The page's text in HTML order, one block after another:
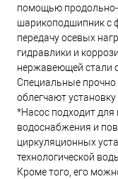
помощью
шарикоподшипник с
передачу осевых
гидравлики и
нержавеющей стали
Специальные
облегчают установку
*Насос подходит для
водоснабжения и
циркуляционных
технологической
Кроме того, его